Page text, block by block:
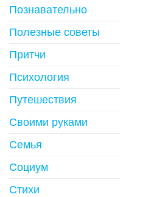
Познавательно
Полезные советы
Притчи
Психология
Путешествия
Своими руками
Семья
Социум
Стихи